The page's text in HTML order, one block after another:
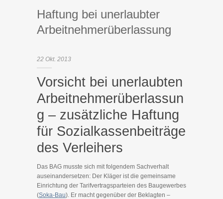
Haftung bei unerlaubter
Arbeitnehmerüberlassung
22 Okt. 2013
Vorsicht bei unerlaubten
Arbeitnehmerüberlassun
g – zusätzliche Haftung
für Sozialkassenbeiträge
des Verleihers
Das BAG musste sich mit folgendem Sachverhalt
auseinandersetzen: Der Kläger ist die gemeinsame
Einrichtung der Tarifvertragsparteien des Baugewerbes
(Soka-Bau). Er macht gegenüber der Beklagten –